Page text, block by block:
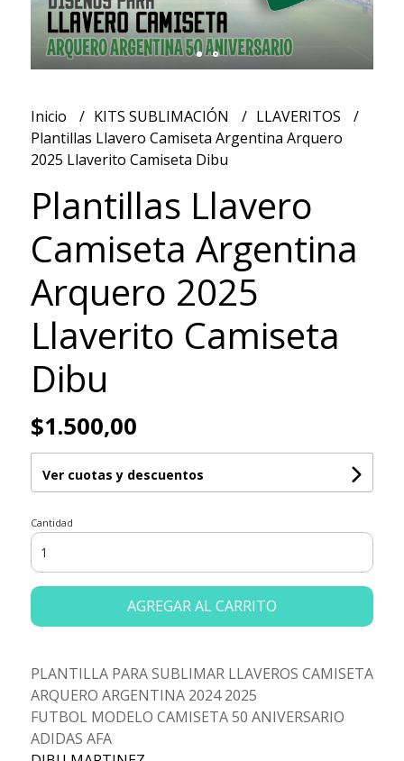
Inicio KITS SUBLIMACIÓN
LLAVERITOS
Plantillas Llavero Camiseta Argentina Arquero
2025 Llaverito Camiseta Dibu
Plantillas Llavero
Camiseta Argentina
Arquero 2025
Llaverito Camiseta
Dibu
$1.500,00
Ver cuotas y descuentos
Cantidad
AGREGAR AL CARRITO
PLANTILLA PARA SUBLIMAR LLAVEROS CAMISETA
ARQUERO ARGENTINA 2024 2025
FUTBOL MODELO CAMISETA 50 ANIVERSARIO
ADIDAS AFA